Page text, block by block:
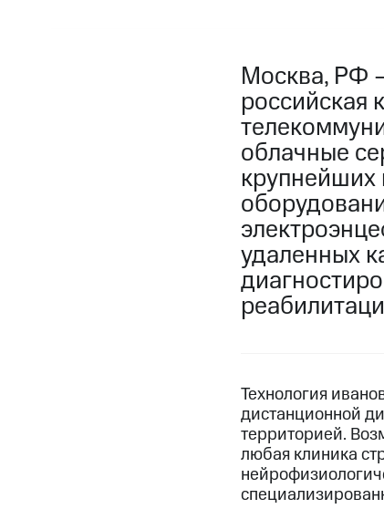
Москва, РФ
облачные
крупнейших
удаленных
Технология
дистанционной
территорией.
любая клиника